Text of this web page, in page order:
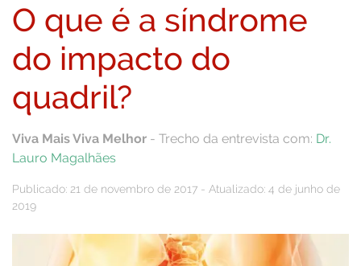
O que é a síndrome
do impacto do
quadril?
Viva Mais Viva Melhor - Trecho da entrevista com: Dr.
Lauro Magalhães
Publicado: 21 de novembro de 2017 - Atualizado: 4 de junho de
2019